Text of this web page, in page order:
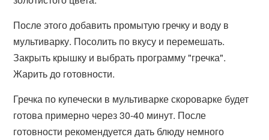
После этого добавить промытую гречку и воду в
мультиварку. Посолить по вкусу и перемешать.
Закрыть крышку и выбрать программу "гречка".
Жарить до готовности.
Гречка по купечески в мультиварке скороварке будет
готова примерно через 30-40 минут. После
готовности рекомендуется дать блюду немного